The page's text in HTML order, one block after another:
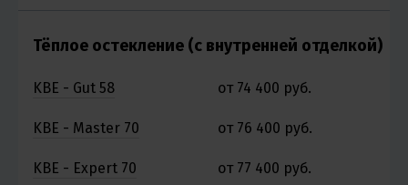
Тёплое остекление (с внутренней отделкой)
KBE - Gut 58 от 74 400 руб.
KBE - Master 70 от 76 400 руб.
KBE - Expert 70 от 77 400 руб.